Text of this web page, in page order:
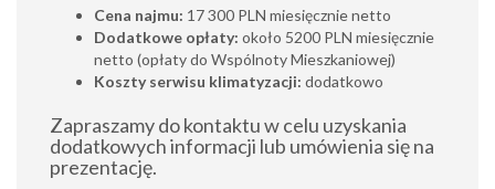
Cena najmu: 17 300 PLN miesięcznie netto
Dodatkowe opłaty: około 5200 PLN miesięcznie
netto (opłaty do Wspólnoty Mieszkaniowej)
Koszty serwisu klimatyzacji: dodatkowo
Zapraszamy do kontaktu w celu uzyskania
dodatkowych informacji lub umówienia się na
prezentację.